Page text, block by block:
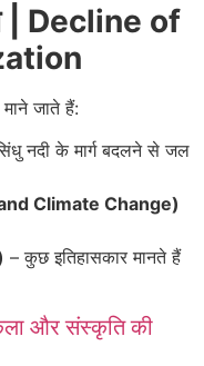
| Decline of
जाते हैं:
नदी के मार्ग बदलने से जल
and Climate Change)
– कुछ इतिहासकार मानते हैं
और संस्कृति की